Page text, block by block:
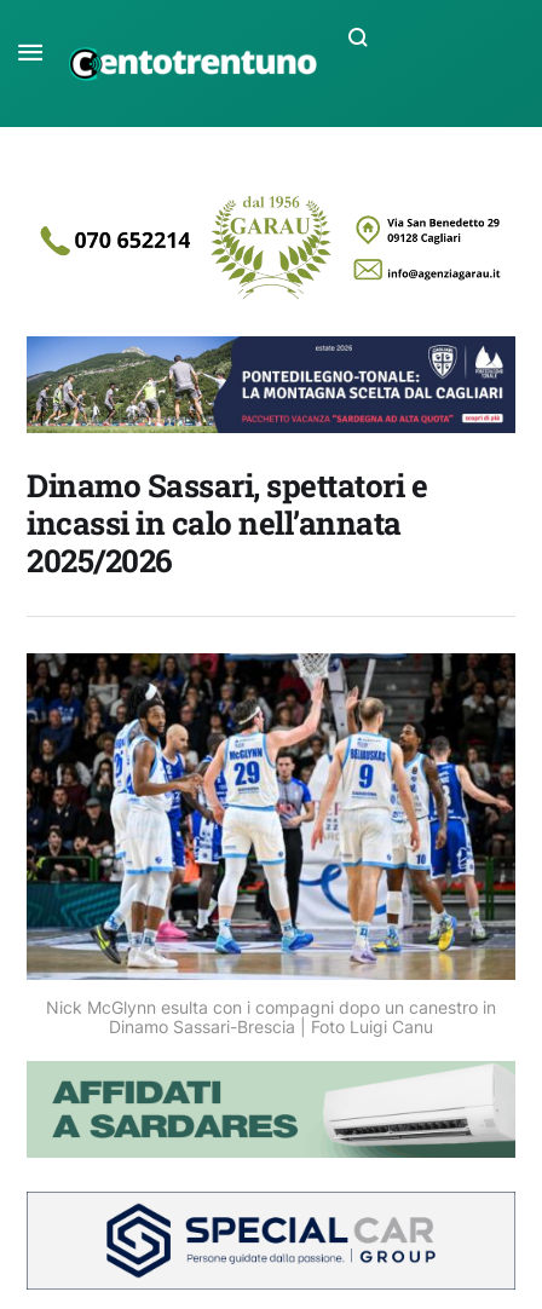
Dinamo Sassari, spettatori e
incassi in calo nell’annata
2025/2026
Nick McGlynn esulta con i compagni dopo un canestro in
Dinamo Sassari-Brescia | Foto Luigi Canu